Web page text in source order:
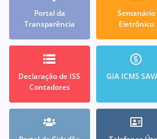
Portal da
Transparência
Semanário
Eletrônico
Declaração de ISS
Contadores
GIA ICMS